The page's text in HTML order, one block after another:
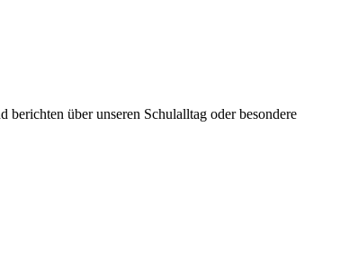
über unseren Schulalltag oder besondere